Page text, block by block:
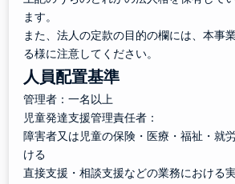
ます。
また、法人の定款の目的の欄には、本事
る様に注意してください。
人員配置基準
管理者：一名以上
児童発達支援管理責任者：
障害者又は児童の保険・医療・福祉・就
ける
直接支援・相談支援などの業務における